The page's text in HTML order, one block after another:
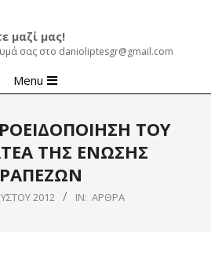
μαζί μας!
σας στο danioliptesgr@gmail.com
Menu
ΤΟΥ
ΤΗΣ ΕΝΩΣΗΣ
2012 IN: ΆΡΘΡΑ